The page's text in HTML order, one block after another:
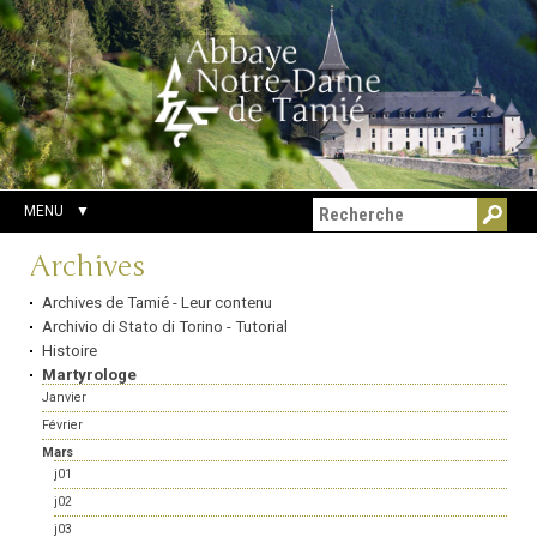
Aller
au
contenu.
|
Aller
à
la
navigation
Outils
personnels
Chercher par
Recherche
avancée…
MENU
Navigation
Archives
Archives de Tamié - Leur contenu
Archivio di Stato di Torino - Tutorial
Histoire
Martyrologe
Janvier
Février
Mars
j01
j02
j03